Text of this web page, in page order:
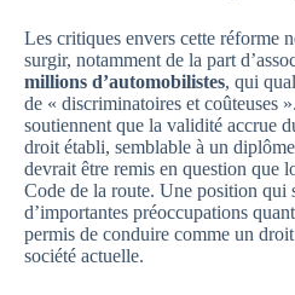
Les critiques envers cette réforme
surgir, notamment de la part
millions d’automobilistes, qui
de « discriminatoires et coûteuses
soutiennent que la validité accrue
droit établi, semblable à un
devrait être remis en question que
Code de la route. Une position qui
d’importantes préoccupations
permis de conduire comme un
société actuelle.